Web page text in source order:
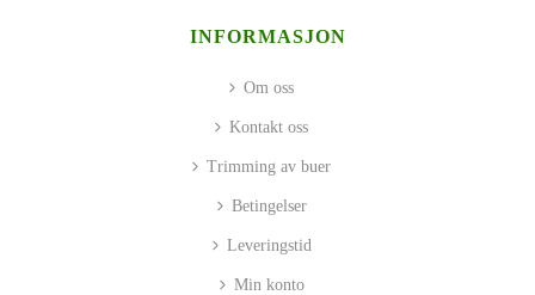
INFORMASJON
Om oss
Kontakt oss
Trimming av buer
Betingelser
Leveringstid
Min konto